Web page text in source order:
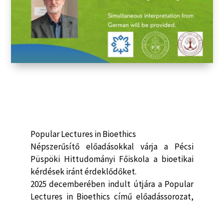
Popular Lectures in Bioethics
Népszerűsítő előadásokkal várja a Pécsi
Püspöki Hittudományi Főiskola a bioetikai
kérdések iránt érdeklődőket.
2025 decemberében indult útjára a Popular
Lectures in Bioethics című előadássorozat,